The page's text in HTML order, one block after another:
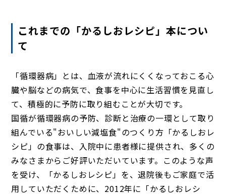
これまでの「かるしおレシピ」本につい
て
「循環器病」とは、血液が流れにくくなっておこる心
臓や脳などの病気で、食事を中心に生活習慣を見直し
て、積極的に予防に取り組むことが大切です。
国循が循環器病の予防、診断と治療の一環として取り
組んでいる"おいしい減塩食"のつくり方「かるしおレ
シピ」の食事は、入院中に患者様に提供され、多くの
みなさまからご好評いただいています。このような声
を受け、「かるしおレシピ」を、退院後もご家庭で活
用していただくために、2012年に「かるしおレシ